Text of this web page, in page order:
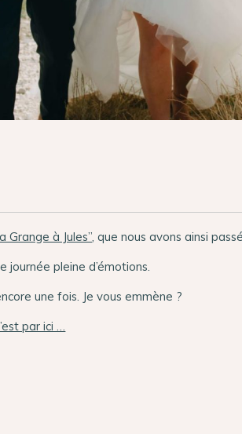
Grange à Jules”, que nous avons ainsi
journée pleine d’émotions.
une fois. Je vous emmène ?
par ici …